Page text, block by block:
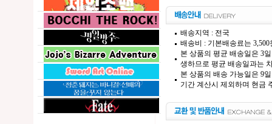
배송지역 : 전국
배송비 : 기본배송료는
본 상품의 평균 배송일은 3
생하므로 평균 배송일과는
본 상품의 배송 가능일은 9
기간 계산시 제외하며 현금